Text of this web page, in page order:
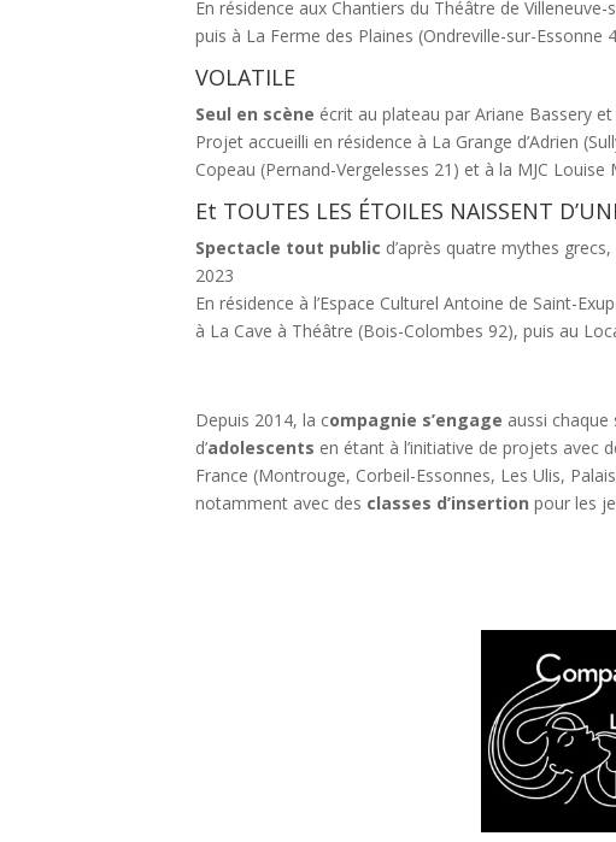
En résidence aux Chantiers du Théâtre de
puis à La Ferme des Plaines (Ondreville-sur-Essonne
VOLATILE
Seul en scène écrit au plateau par Ariane Bassery
Projet accueilli en résidence à La Grange d’Adrien
Copeau (Pernand-Vergelesses 21) et à la MJC Louise
Et TOUTES LES ÉTOILES NAISSENT
Spectacle tout public d’après quatre mythes
2023
En résidence à l’Espace Culturel Antoine de Saint-
à La Cave à Théâtre (Bois-Colombes 92), puis au
Depuis 2014, la compagnie s’engage aussi chaque
d’adolescents en étant à l’initiative de projets avec
France (Montrouge, Corbeil-Essonnes, Les Ulis,
notamment avec des classes d’insertion pour les